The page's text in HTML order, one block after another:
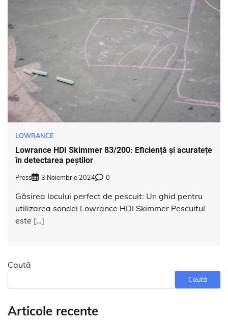
LOWRANCE
Lowrance HDI Skimmer 83/200: Eficiență și acuratețe
în detectarea peștilor
Press 3 Noiembrie 2024 0
Găsirea locului perfect de pescuit: Un ghid pentru
utilizarea sondei Lowrance HDI Skimmer Pescuitul
este […]
Caută
Caută
Articole recente